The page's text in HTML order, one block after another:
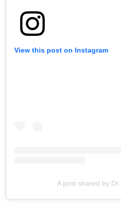
View this post on Instagram
A post shared by